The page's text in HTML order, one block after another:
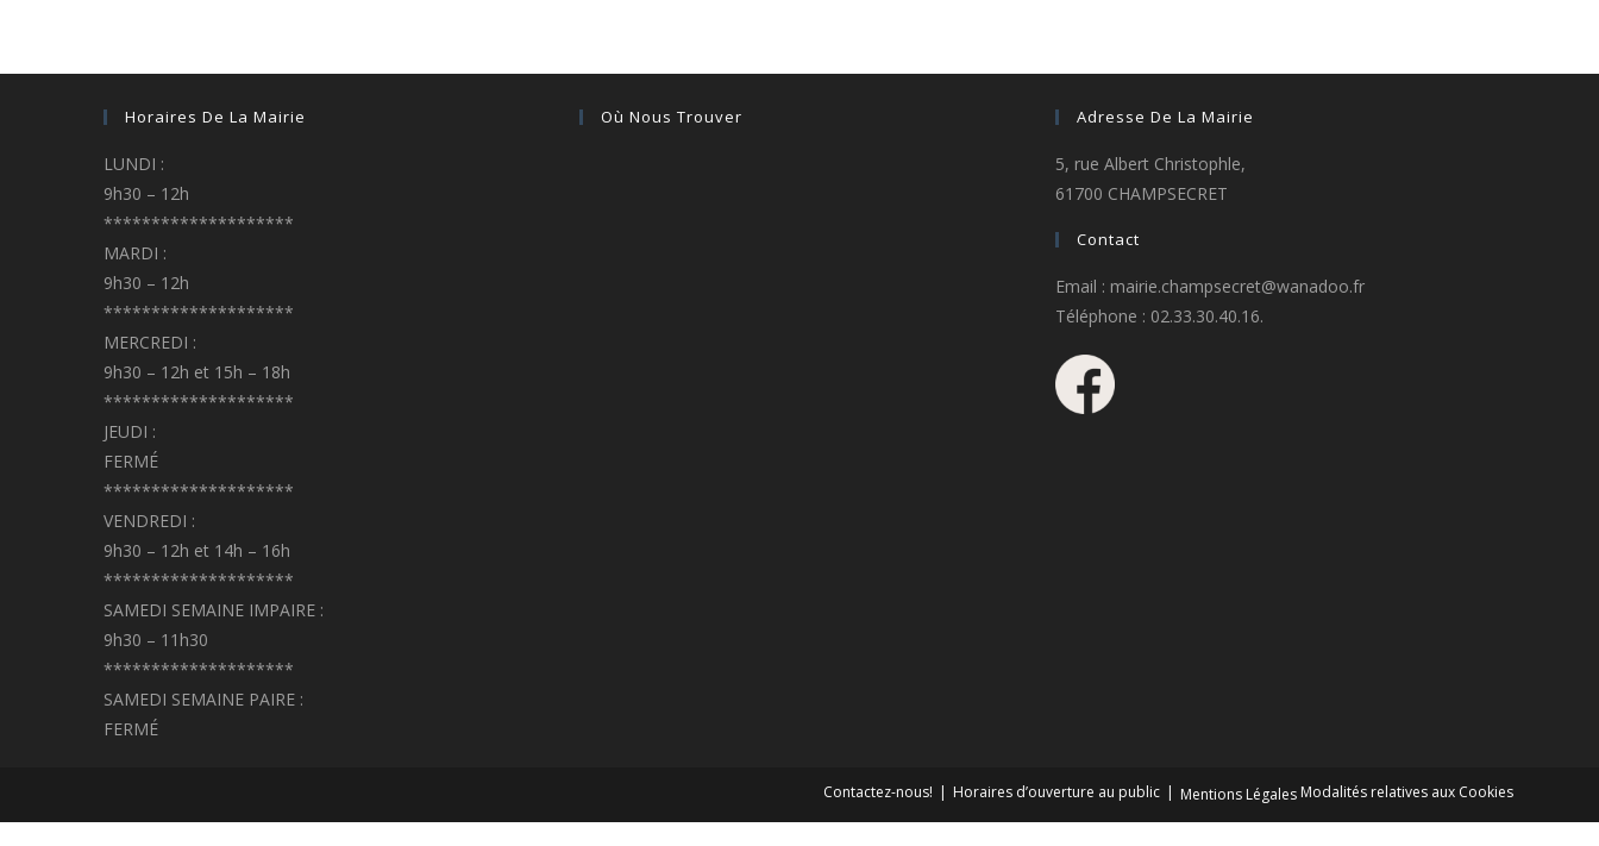
Horaires De La Mairie
LUNDI :
9h30 – 12h
********************
MARDI :
9h30 – 12h
********************
MERCREDI :
9h30 – 12h et 15h – 18h
********************
JEUDI :
FERMÉ
********************
VENDREDI :
9h30 – 12h et 14h – 16h
********************
SAMEDI SEMAINE IMPAIRE :
9h30 – 11h30
********************
SAMEDI SEMAINE PAIRE :
FERMÉ
Où Nous Trouver Adresse De La Mairie
5, rue Albert Christophle,
61700 CHAMPSECRET
Contact
Email : mairie.champsecret@wanadoo.fr
Téléphone : 02.33.30.40.16.
Contactez-nous! Horaires d’ouverture au public Mentions Légales Modalités relatives aux Cookies